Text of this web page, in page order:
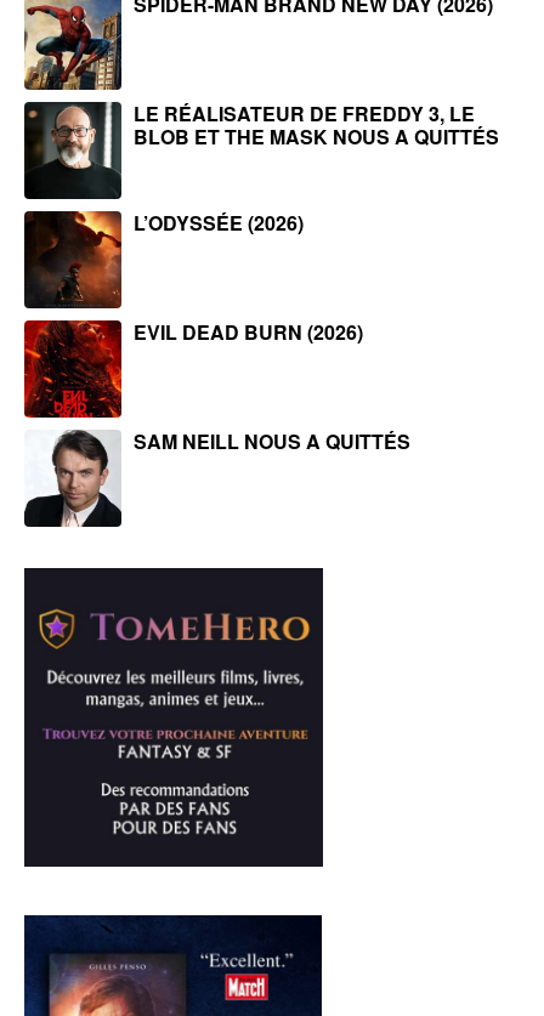
LE RÉALISATEUR DE FREDDY 3, LE
BLOB ET THE MASK NOUS A QUITTÉS
L’ODYSSÉE (2026)
EVIL DEAD BURN (2026)
SAM NEILL NOUS A QUITTÉS